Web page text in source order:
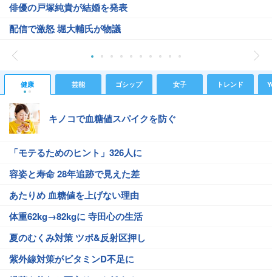
俳優の戸塚純貴が結婚を発表
配信で激怒 堀大輔氏が物議
健康 芸能 ゴシップ 女子 トレンド
キノコで血糖値スパイクを防ぐ
「モテるためのヒント」326人に
容姿と寿命 28年追跡で見えた差
あたりめ 血糖値を上げない理由
体重62kg→82kgに 寺田心の生活
夏のむくみ対策 ツボ&反射区押し
紫外線対策がビタミンD不足に